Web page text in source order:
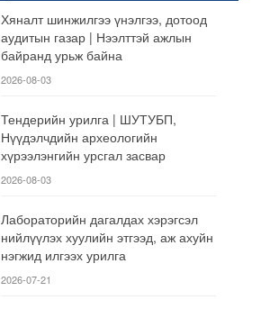
Хяналт шинжилгээ үнэлгээ, дотоод
аудитын газар | Нээлттэй ажлын
байранд урьж байна
2026-08-03
Тендерийн урилга | ШУТУБП,
Нүүдэлчдийн археологийн
хүрээлэнгийн урсгал засвар
2026-08-03
Лабораторийн дагалдах хэрэгсэл
нийлүүлэх хуулийн этгээд, аж ахуйн
нэгжид илгээх урилга
2026-07-21